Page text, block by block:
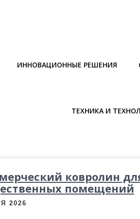
ИННОВАЦИОННЫЕ РЕШЕНИЯ
ТЕХНИКА И
ковролин
помещений
2026